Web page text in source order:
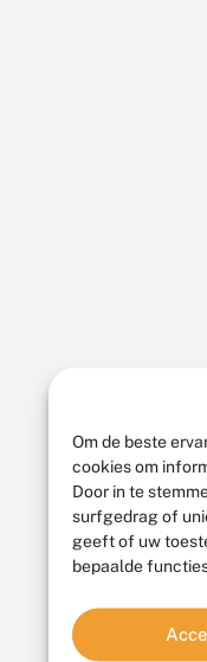
Om de beste
cookies om
Door in te
surfgedrag of
geeft of uw
bepaalde